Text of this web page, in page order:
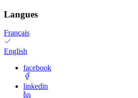
Langues
Français
English
facebook
linkedin